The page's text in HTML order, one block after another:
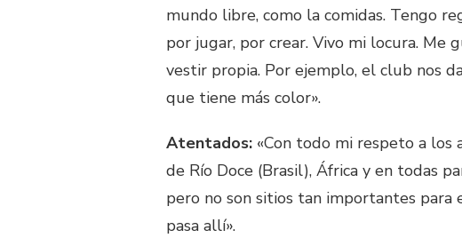
mundo libre, como la comidas. Tengo
por jugar, por crear. Vivo mi locura. Me
vestir propia. Por ejemplo, el club nos
que tiene más color».
Atentados: «Con todo mi respeto a los
de Río Doce (Brasil), África y en todas
pero no son sitios tan importantes
pasa allí».